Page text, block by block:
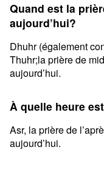
Quand est la
aujourd’hui?
Dhuhr (également
Thuhr;la prière de
aujourd’hui.
À quelle heure
Asr, la prière de
aujourd’hui.